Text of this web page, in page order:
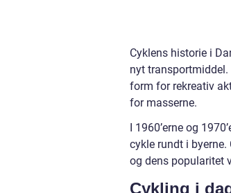
Cyklens historie i
nyt
form for rekreativ
for masserne.
I 1960’erne og
cykle rundt i
og dens popularitet
Cykling i